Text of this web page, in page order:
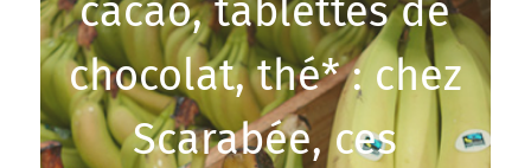
cacao, tablettes de
chocolat, thé* : chez
Scarabée, ces